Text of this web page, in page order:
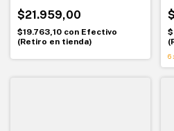
EN-0010-ED
$21.959,00
$19.763,10 con Efectivo
(Retiro en tienda)
6